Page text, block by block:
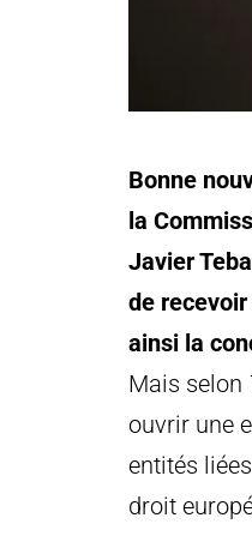
Bonne
la
Javier
de
ainsi la
Mais selon
ouvrir une
entités
droit